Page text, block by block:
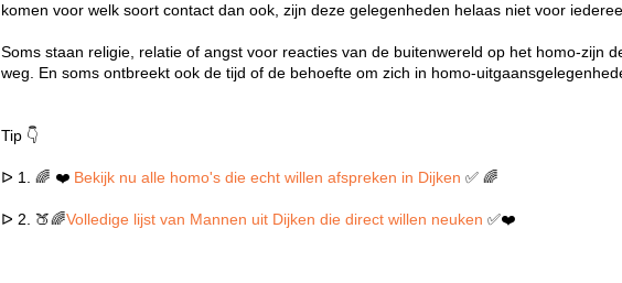
komen voor welk soort contact dan ook, zijn deze gelegenheden helaas niet voor
Soms staan religie, relatie of angst voor reacties van de buitenwereld op het homo-zijn
weg. En soms ontbreekt ook de tijd of de behoefte om zich in homo-
Tip 👇
ᐅ 1. 🌈 ❤️ Bekijk nu alle homo's die echt willen afspreken in Dijken ✅ 🌈
ᐅ 2. 🍑🌈Volledige lijst van Mannen uit Dijken die direct willen neuken✅❤️